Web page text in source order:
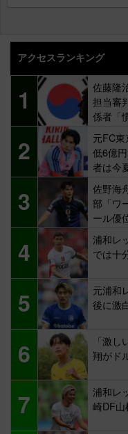
アクセスランキング
1
佐藤隆
担当審
係者「
2
元FC
低6億
者は今
3
佐野海
部「ワ
ール優
4
浦和レ
では十
5
元浦和
後に激
6
「激
翔がド
7
浦和レ
崎DF山